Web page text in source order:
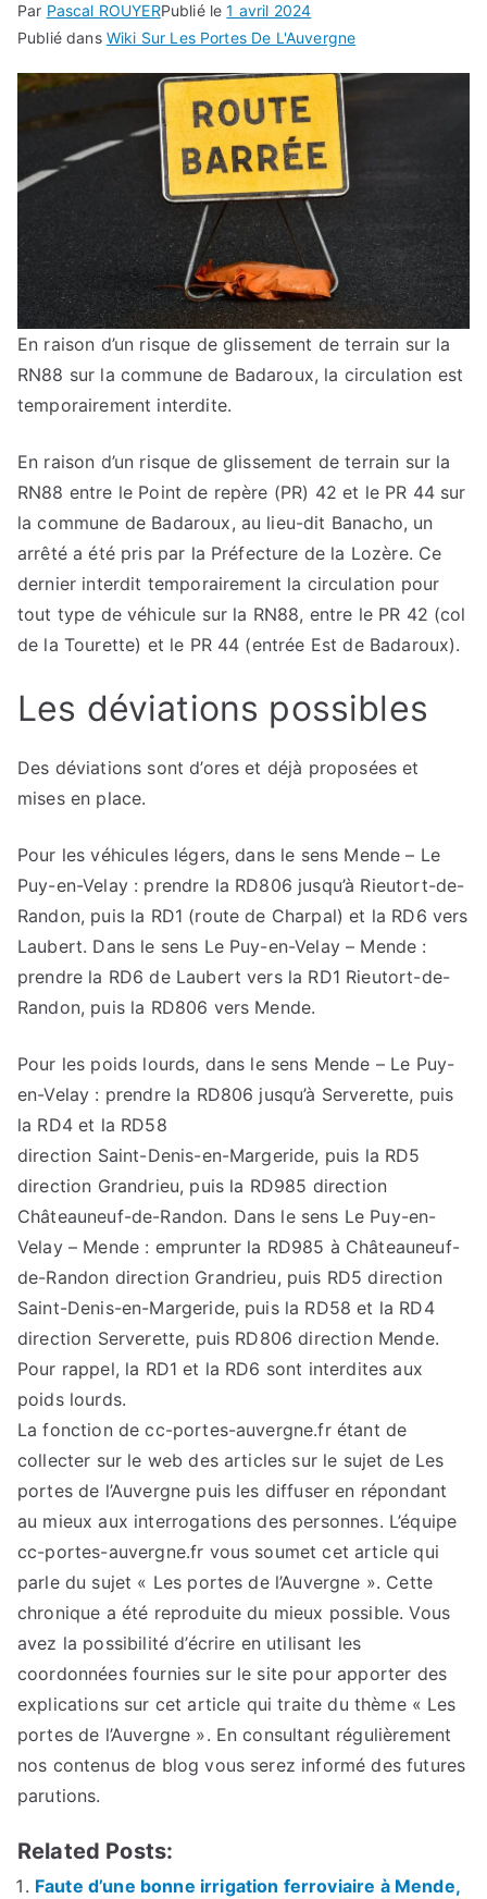
Par Pascal ROUYERPublié le1 avril 2024
Publié dans Wiki Sur Les Portes De L'Auvergne
En raison d’un risque de glissement de terrain sur la
RN88 sur la commune de Badaroux, la circulation est
temporairement interdite.
En raison d’un risque de glissement de terrain sur la
RN88 entre le Point de repère (PR) 42 et le PR 44 sur
la commune de Badaroux, au lieu-dit Banacho, un
arrêté a été pris par la Préfecture de la Lozère. Ce
dernier interdit temporairement la circulation pour
tout type de véhicule sur la RN88, entre le PR 42 (col
de la Tourette) et le PR 44 (entrée Est de Badaroux).
Les déviations possibles
Des déviations sont d’ores et déjà proposées et
mises en place.
Pour les véhicules légers, dans le sens Mende – Le
Puy-en-Velay : prendre la RD806 jusqu’à Rieutort-de-
Randon, puis la RD1 (route de Charpal) et la RD6 vers
Laubert. Dans le sens Le Puy-en-Velay – Mende :
prendre la RD6 de Laubert vers la RD1 Rieutort-de-
Randon, puis la RD806 vers Mende.
Pour les poids lourds, dans le sens Mende – Le Puy-
en-Velay : prendre la RD806 jusqu’à Serverette, puis
la RD4 et la RD58
direction Saint-Denis-en-Margeride, puis la RD5
direction Grandrieu, puis la RD985 direction
Châteauneuf-de-Randon. Dans le sens Le Puy-en-
Velay – Mende : emprunter la RD985 à Châteauneuf-
de-Randon direction Grandrieu, puis RD5 direction
Saint-Denis-en-Margeride, puis la RD58 et la RD4
direction Serverette, puis RD806 direction Mende.
Pour rappel, la RD1 et la RD6 sont interdites aux
poids lourds.
La fonction de cc-portes-auvergne.fr étant de
collecter sur le web des articles sur le sujet de Les
portes de l’Auvergne puis les diffuser en répondant
au mieux aux interrogations des personnes. L’équipe
cc-portes-auvergne.fr vous soumet cet article qui
parle du sujet « Les portes de l’Auvergne ». Cette
chronique a été reproduite du mieux possible. Vous
avez la possibilité d’écrire en utilisant les
coordonnées fournies sur le site pour apporter des
explications sur cet article qui traite du thème « Les
portes de l’Auvergne ». En consultant régulièrement
nos contenus de blog vous serez informé des futures
parutions.
Related Posts:
Faute d’une bonne irrigation ferroviaire à Mende,